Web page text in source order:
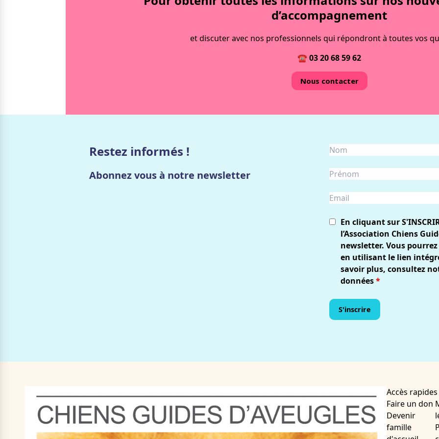
d’accompagnement
et discuter avec nos professionnels qui répondront à toutes vos
☎ 03 20 68 59 62
Nous contacter
Restez informés !
Abonnez vous à notre newsletter
En cliquant sur
l’Association Chiens
newsletter. Vous
en utilisant le lien
savoir plus, consultez
données*
Accès rapides
Faire un don
Devenir
famille